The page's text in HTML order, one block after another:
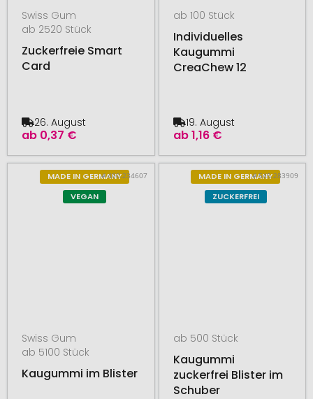
Swiss Gum
ab 2520 Stück
Zuckerfreie Smart
Card
ab 0,37 €
26. August
ab 100 Stück
Individuelles
Kaugummi
CreaChew 12
ab1,16 €
19. August
MADE IN GERMANY
VEGAN
# 400.234607
Swiss Gum
ab 5100 Stück
Kaugummi im Blister
MADE IN GERMANY
ZUCKERFREI
# 545.283909
ab 500 Stück
Kaugummi
zuckerfrei Blister im
Schuber